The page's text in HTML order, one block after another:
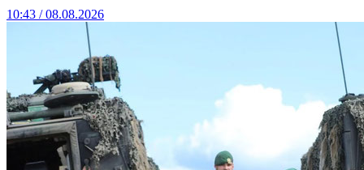
10:43 / 08.08.2026